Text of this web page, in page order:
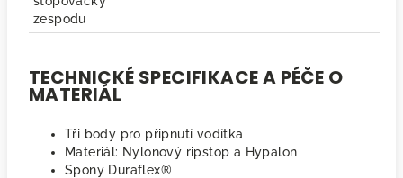
zespodu
TECHNICKÉ SPECIFIKACE A PÉČE O
MATERIÁL
Tři body pro připnutí vodítka
Materiál: Nylonový ripstop a Hypalon
Spony Duraflex®